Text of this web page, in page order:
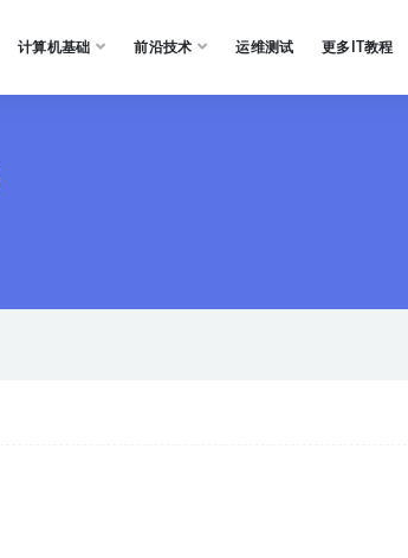
计算机基础 前沿技术 运维测试 更多IT教程